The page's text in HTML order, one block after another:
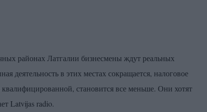
районах Латгалии бизнесмены ждут реальных
деятельность в этих местах сокращается, налоговое
становится все меньше. Они хотят
Latvijas radio.